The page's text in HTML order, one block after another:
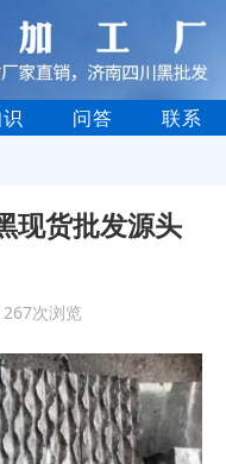
问答 联系
现货批发源头
次浏览